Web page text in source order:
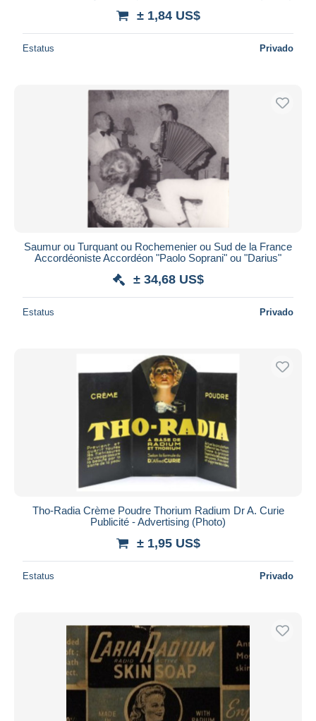
± 1,84 US$
Estatus Privado
Saumur ou Turquant ou Rochemenier ou Sud de la France
Accordéoniste Accordéon "Paolo Soprani" ou "Darius"
± 34,68 US$
Estatus Privado
Tho-Radia Crème Poudre Thorium Radium Dr A. Curie
Publicité - Advertising (Photo)
± 1,95 US$
Estatus Privado